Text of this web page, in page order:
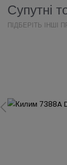
Супутні
ПІДБЕРІТЬ ІНШІ